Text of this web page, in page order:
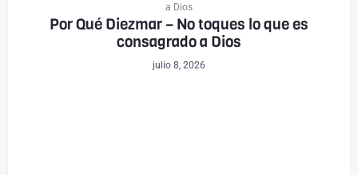
a Dios
Por Qué Diezmar – No toques lo que es
consagrado a Dios
julio 8, 2026